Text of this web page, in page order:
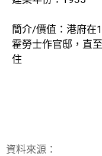
簡介/價值：港府在
霍勞士作官邸，直
住
資料來源：